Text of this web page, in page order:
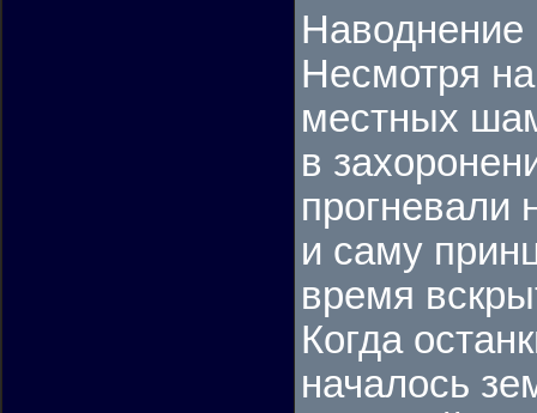
Несмотря
местных
в
прогневали
и саму
время
Когда
началось